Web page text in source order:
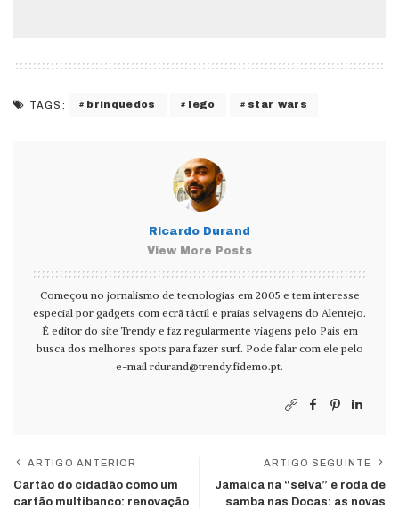
TAGS: brinquedos lego star wars
Ricardo Durand
View More Posts
Começou no jornalismo de tecnologias em 2005 e tem interesse
especial por gadgets com ecrã táctil e praias selvagens do Alentejo.
É editor do site Trendy e faz regularmente viagens pelo País em
busca dos melhores spots para fazer surf. Pode falar com ele pelo
e-mail rdurand@trendy.fidemo.pt.
ARTIGO ANTERIOR
Cartão do cidadão como um
cartão multibanco: renovação
ARTIGO SEGUINTE
Jamaica na “selva” e roda de
samba nas Docas: as novas